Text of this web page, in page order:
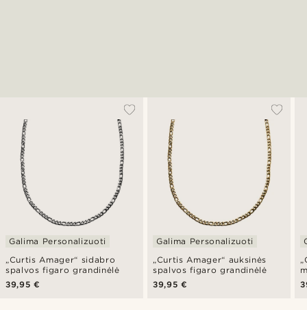
„Curtis Amager“ sidabro
spalvos figaro grandinėlė
Galima Personalizuoti
39,95 €
„Curtis Amager“ auksinės
spalvos figaro grandinėlė
Galima Personalizuoti
39,95 €